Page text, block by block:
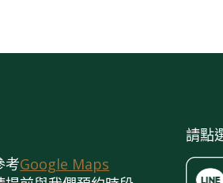
考Google Maps
請點